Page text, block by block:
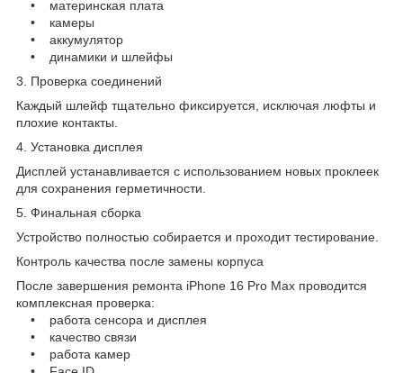
• материнская плата
• камеры
• аккумулятор
• динамики и шлейфы
3. Проверка соединений
Каждый шлейф тщательно фиксируется, исключая люфты и
плохие контакты.
4. Установка дисплея
Дисплей устанавливается с использованием новых проклеек
для сохранения герметичности.
5. Финальная сборка
Устройство полностью собирается и проходит тестирование.
Контроль качества после замены корпуса
После завершения ремонта iPhone 16 Pro Max проводится
комплексная проверка:
• работа сенсора и дисплея
• качество связи
• работа камер